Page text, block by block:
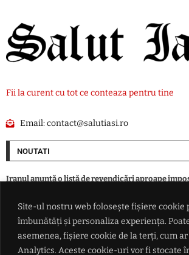
Site-ul nostru web folosește fișiere cookie
îmbunătăți și personaliza experiența.
asemenea, fișiere cookie de la terți, cum ar
Analytics. Aceste cookie-uri vor fi stocate
Fii la curent cu tot ce conteaza pentru tine
Email:contact@salutiasi.ro
NOUTATI
Iranul anunță o listă de revendicări aproape
Ormuz
Progrese în negocierile Oman-Iran privind
Ormuz. Atacurile asupra navelor ar putea bloca